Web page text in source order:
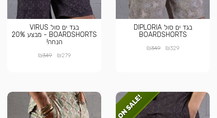
בגד ים סול DIPLORIA
BOARDSHORTS
₪329
₪349
בגד ים סול VIRUS
BOARDSHORTS - מבצע 20%
הנחה!
₪279
₪349